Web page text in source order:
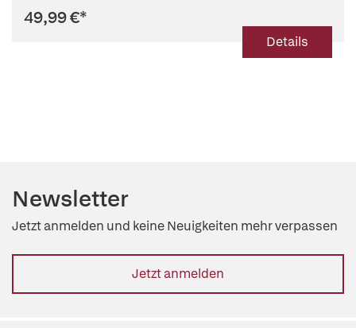
49,99 €*
Details
Newsletter
Jetzt anmelden und keine Neuigkeiten mehr verpassen
Jetzt anmelden